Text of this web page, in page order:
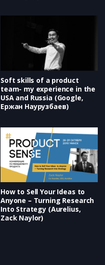
Soft skills of a product
team- my experience in the
USA and Russia (Google,
Ержан Наурузбаев)
How to Sell Your Ideas to
Anyone – Turning Research
Into Strategy (Aurelius,
Zack Naylor)